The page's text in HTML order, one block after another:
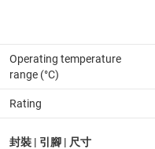
Operating temperature
range (°C)
Rating